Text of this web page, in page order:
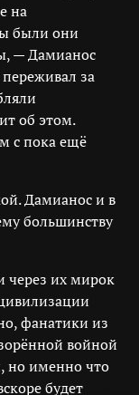
на
были они
— Дамианос
за
об этом.
с пока ещё
Дамианос и в
большинству
их мирок
фанатики из
войной
но именно что
будет